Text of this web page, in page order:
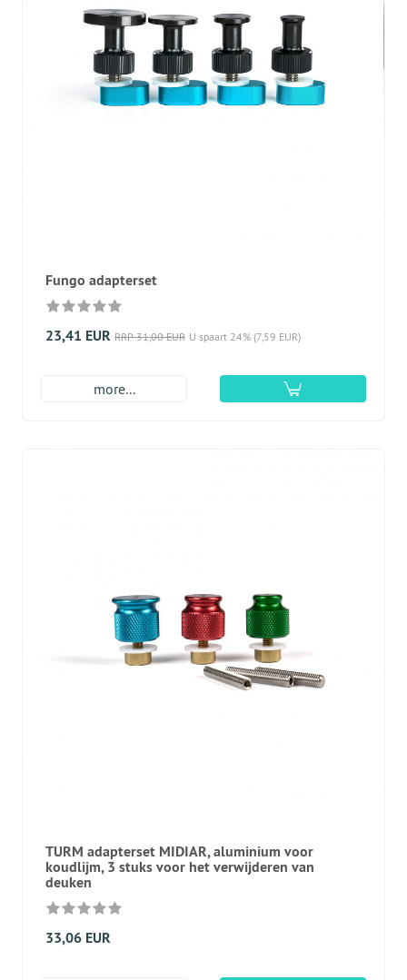
Fungo adapterset
23,41 EUR RRP 31,00 EUR U spaart 24% (7,59 EUR)
more...
TURM adapterset MIDIAR, aluminium voor
koudlijm, 3 stuks voor het verwijderen van
deuken
33,06 EUR